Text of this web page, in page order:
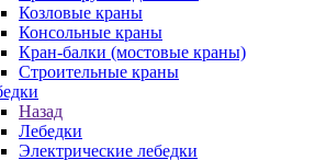
Козловые краны
Консольные краны
Кран-балки (мостовые краны)
Строительные краны
Назад
Лебедки
Электрические лебедки